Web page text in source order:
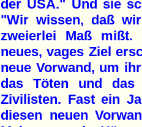
der USA." Und sie
"Wir wissen, daß
zweierlei Maß
neues, vages Ziel
neue Vorwand, um
das Töten und das
Zivilisten. Fast ein
diesen neuen